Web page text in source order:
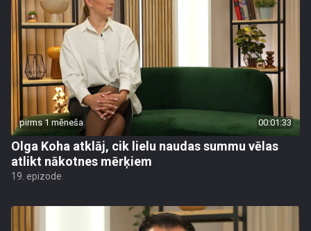
pirms 1 mēneša 00:01:33
Olga Koha atklāj, cik lielu naudas summu vēlas
atlikt nākotnes mērķiem
19. epizode